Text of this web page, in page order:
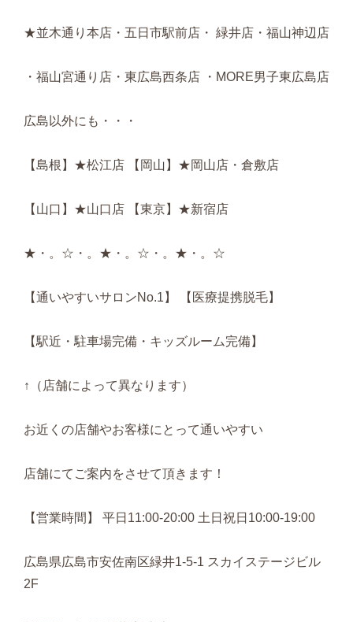
★並木通り本店・五日市駅前店・ 緑井店・福山神辺店
・福山宮通り店・東広島西条店 ・MORE男子東広島店
広島以外にも・・・
【島根】★松江店 【岡山】★岡山店・倉敷店
【山口】★山口店 【東京】★新宿店
★・。☆・。★・。☆・。★・。☆
【通いやすいサロンNo.1】 【医療提携脱毛】
【駅近・駐車場完備・キッズルーム完備】
↑（店舗によって異なります）
お近くの店舗やお客様にとって通いやすい
店舗にてご案内をさせて頂きます！
【営業時間】 平日11:00-20:00 土日祝日10:00-19:00
広島県広島市安佐南区緑井1-5-1 スカイステージビル
2F